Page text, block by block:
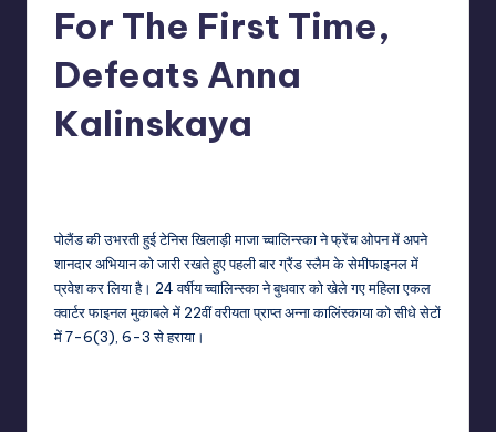
For The First Time,
Defeats Anna
Kalinskaya
पोलैंड की उभरती हुई टेनिस खिलाड़ी माजा च्वालिन्स्का ने फ्रेंच ओपन में अपने
शानदार अभियान को जारी रखते हुए पहली बार ग्रैंड स्लैम के सेमीफाइनल में
प्रवेश कर लिया है। 24 वर्षीय च्वालिन्स्का ने बुधवार को खेले गए महिला एकल
क्वार्टर फाइनल मुकाबले में 22वीं वरीयता प्राप्त अन्ना कालिंस्काया को सीधे सेटों
में 7-6(3), 6-3 से हराया।